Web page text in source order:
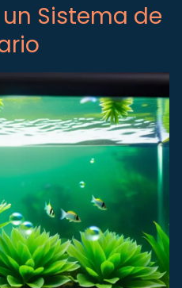
Sistema de